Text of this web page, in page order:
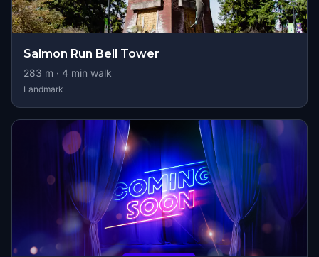
Salmon Run Bell Tower
283 m · 4 min walk
Landmark